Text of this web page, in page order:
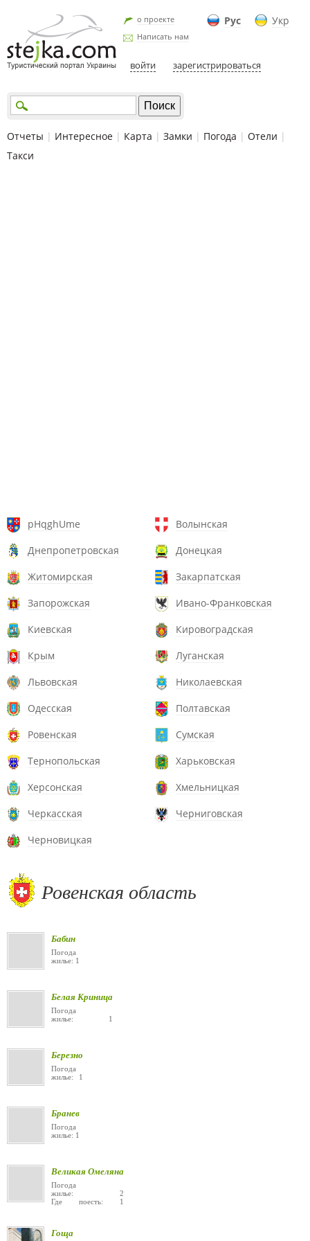
Рус Укр
о проекте
Написать нам
войти зарегистрироваться
Отчеты | Интересное | Карта | Замки | Погода | Отели |
Такси
pHqghUme
Волынская
Днепропетровская
Донецкая
Житомирская
Закарпатская
Запорожская
Ивано-Франковская
Киевская
Кировоградская
Крым
Луганская
Львовская
Николаевская
Одесская
Полтавская
Ровенская
Сумская
Тернопольская
Харьковская
Херсонская
Хмельницкая
Черкасская
Черниговская
Черновицкая
Ровенская область
Бабин
Погода
жилье: 1
Белая Криница
Погода
жилье: 1
Березно
Погода
жилье: 1
Бранев
Погода
жилье: 1
Великая Омеляна
Погода
жилье: 2
Где поесть: 1
Гоща